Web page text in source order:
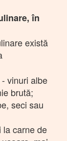
în
există
vinuri albe
brută;
seci sau
la carne de